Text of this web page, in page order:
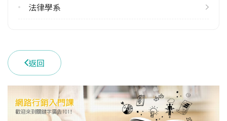
法律學系
返回